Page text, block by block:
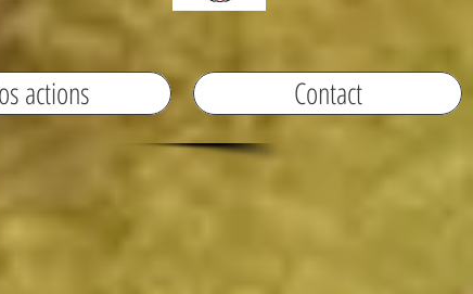
actions Contact